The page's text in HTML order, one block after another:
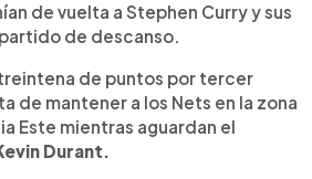
de vuelta a Stephen Curry y sus
de descanso.
de puntos por tercer
de mantener a los Nets en la zona
Este mientras aguardan el
Durant.